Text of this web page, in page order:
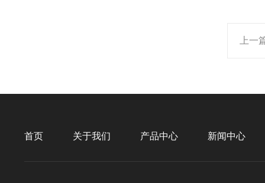
上一
首页 关于我们 产品中心 新闻中心